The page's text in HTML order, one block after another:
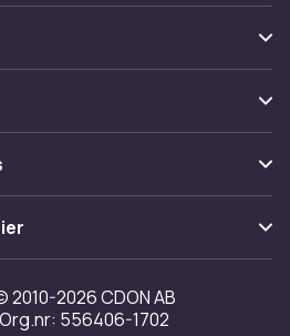
2026 CDON AB
556406-1702